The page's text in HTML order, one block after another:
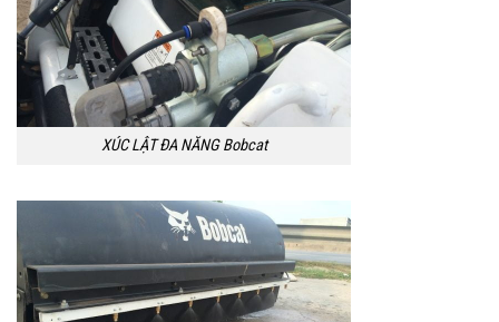
XÚC LẬT ĐA NĂNG Bobcat